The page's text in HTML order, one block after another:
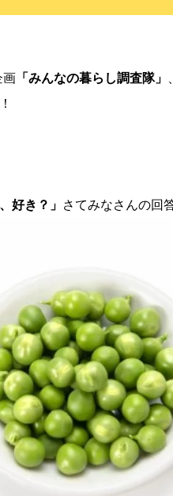
画 「みんなの暮らし調査隊」
好き？」 さてみなさんの回